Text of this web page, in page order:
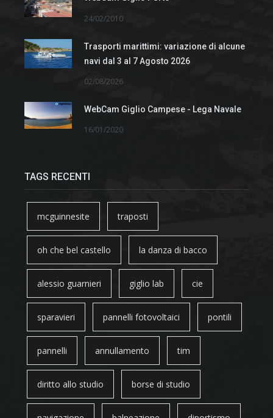
24/02/2010
Trasporti marittimi: variazione di alcune
navi dal 3 al 7 Agosto 2026
02/08/2026
WebCam Giglio Campese - Lega Navale
16/01/2020
TAGS RECENTI
mcguinnesite traposti
oh che bel castello la danza di bacco
alessio guarnieri giglio lab cie
sparavieri pannelli fotovoltaici pontili
pannelli annullamento tim
diritto allo studio borse di studio